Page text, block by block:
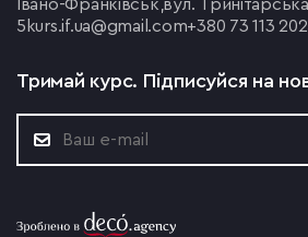
Івано-Франківськ, вул.
5 kurs.if.ua@gmail.com+380 73 113
Тримай курс. Підписуйся на